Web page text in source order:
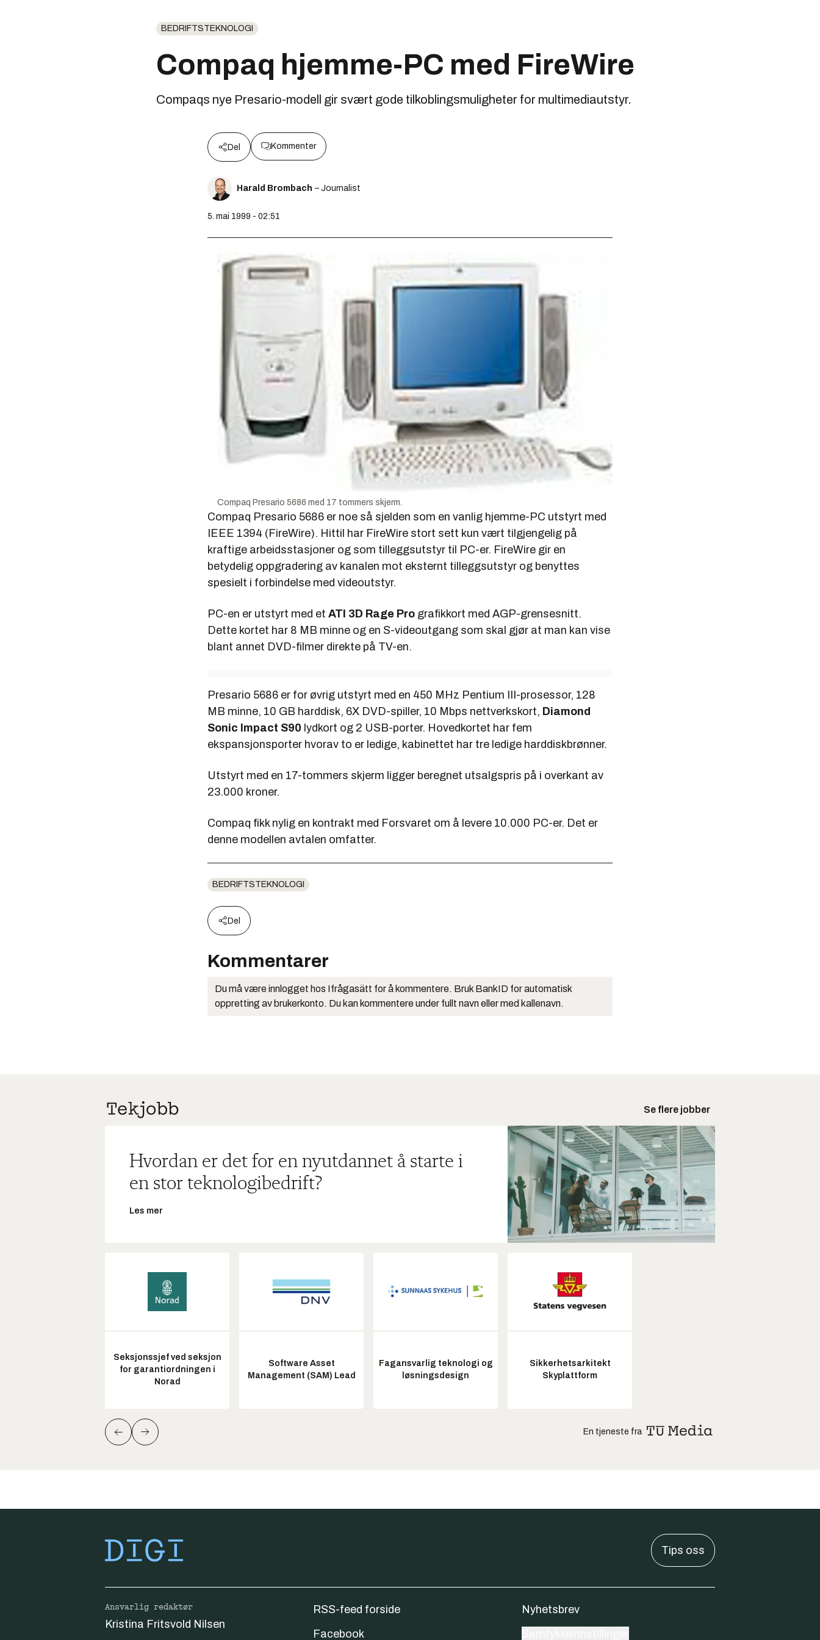
BEDRIFTSTEKNOLOGI
Compaq hjemme-PC med FireWire
Compaqs nye Presario-modell gir svært gode tilkoblingsmuligheter for multimediautstyr.
Del Kommenter
Harald Brombach – Journalist
5. mai 1999 - 02:51
Compaq Presario 5686 med 17 tommers skjerm.
Compaq Presario 5686 er noe så sjelden som en vanlig hjemme-PC utstyrt med
IEEE 1394 (FireWire). Hittil har FireWire stort sett kun vært tilgjengelig på
kraftige arbeidsstasjoner og som tilleggsutstyr til PC-er. FireWire gir en
betydelig oppgradering av kanalen mot eksternt tilleggsutstyr og benyttes
spesielt i forbindelse med videoutstyr.
PC-en er utstyrt med et ATI 3D Rage Pro grafikkort med AGP-grensesnitt.
Dette kortet har 8 MB minne og en S-videoutgang som skal gjør at man kan vise
blant annet DVD-filmer direkte på TV-en.
Presario 5686 er for øvrig utstyrt med en 450 MHz Pentium III-prosessor, 128
MB minne, 10 GB harddisk, 6X DVD-spiller, 10 Mbps nettverkskort, Diamond
Sonic Impact S90 lydkort og 2 USB-porter. Hovedkortet har fem
ekspansjonsporter hvorav to er ledige, kabinettet har tre ledige harddiskbrønner.
Utstyrt med en 17-tommers skjerm ligger beregnet utsalgspris på i overkant av
23.000 kroner.
Compaq fikk nylig en kontrakt med Forsvaret om å levere 10.000 PC-er. Det er
denne modellen avtalen omfatter.
BEDRIFTSTEKNOLOGI
Del
Kommentarer
Du må være innlogget hos Ifrågasätt for å kommentere. Bruk BankID for automatisk
oppretting av brukerkonto. Du kan kommentere under fullt navn eller med kallenavn.
Se flere jobber
Hvordan er det for en nyutdannet å starte i
en stor teknologibedrift?
Les mer
Seksjonssjef ved seksjon
for garantiordningen i
Norad
Software Asset
Management (SAM) Lead
Fagansvarlig teknologi og
løsningsdesign
Sikkerhetsarkitekt
Skyplattform
En tjeneste fra
Tips oss
Ansvarlig redaktør
Kristina Fritsvold Nilsen
RSS-feed forside
Facebook
Nyhetsbrev